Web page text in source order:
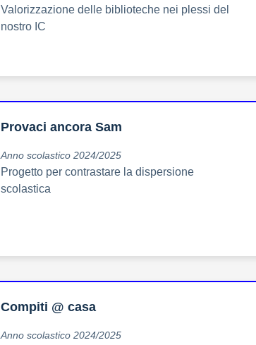
Valorizzazione delle biblioteche nei plessi del
nostro IC
Provaci ancora Sam
Anno scolastico 2024/2025
Progetto per contrastare la dispersione
scolastica
Compiti @ casa
Anno scolastico 2024/2025